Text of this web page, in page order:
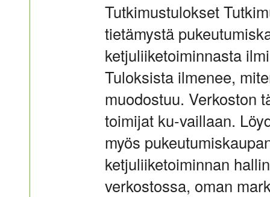
Tutkimustulokset
tietämystä
ketjuliiketoiminnasta
Tuloksista ilmenee,
muodostuu. Verkoston
toimijat ku-vaillaan.
myös
ketjuliiketoiminnan
verkostossa, oman